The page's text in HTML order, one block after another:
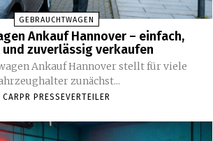
GEBRAUCHTWAGEN
Ankauf Hannover – einfach,
zuverlässig verkaufen
Ankauf Hannover stellt für viele
zunächst...
CARPR PRESSEVERTEILER